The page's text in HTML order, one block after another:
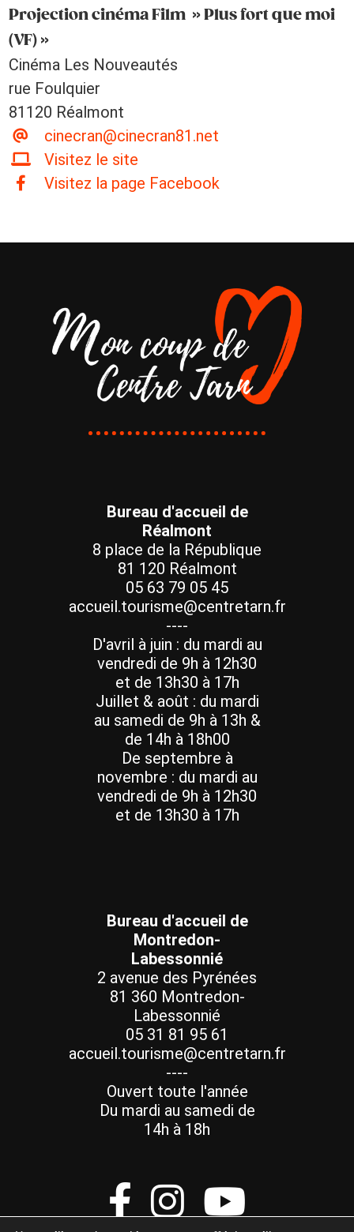
Projection cinéma Film » Plus fort que moi
(VF) »
Cinéma Les Nouveautés
rue Foulquier
81120 Réalmont
cinecran@cinecran81.net
Visitez le site
Visitez la page Facebook
Bureau d'accueil de
Réalmont
8 place de la République
81 120 Réalmont
05 63 79 05 45
accueil.tourisme@centretarn.fr
----
D'avril à juin : du mardi au
vendredi de 9h à 12h30
et de 13h30 à 17h
Juillet & août : du mardi
au samedi de 9h à 13h &
de 14h à 18h00
De septembre à
novembre : du mardi au
vendredi de 9h à 12h30
et de 13h30 à 17h
Bureau d'accueil de
Montredon-
Labessonnié
2 avenue des Pyrénées
81 360 Montredon-
Labessonnié
05 31 81 95 61
accueil.tourisme@centretarn.fr
----
Ouvert toute l'année
Du mardi au samedi de
14h à 18h